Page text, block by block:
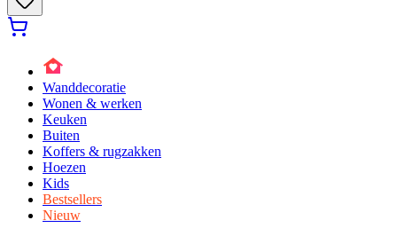
Wanddecoratie
Wonen & werken
Keuken
Buiten
Koffers & rugzakken
Hoezen
Kids
Bestsellers
Nieuw